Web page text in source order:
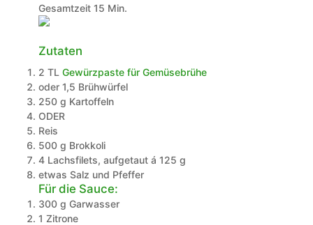
Gesamtzeit 15Minuten
Min.
Zutaten
2 TL Gewürzpaste für Gemüsebrühe
oder 1,5 Brühwürfel
250 g Kartoffeln
ODER
Reis
500 g Brokkoli
4 Lachsfilets, aufgetaut á 125 g
etwas Salz und Pfeffer
Für die Sauce:
300 g Garwasser
1 Zitrone